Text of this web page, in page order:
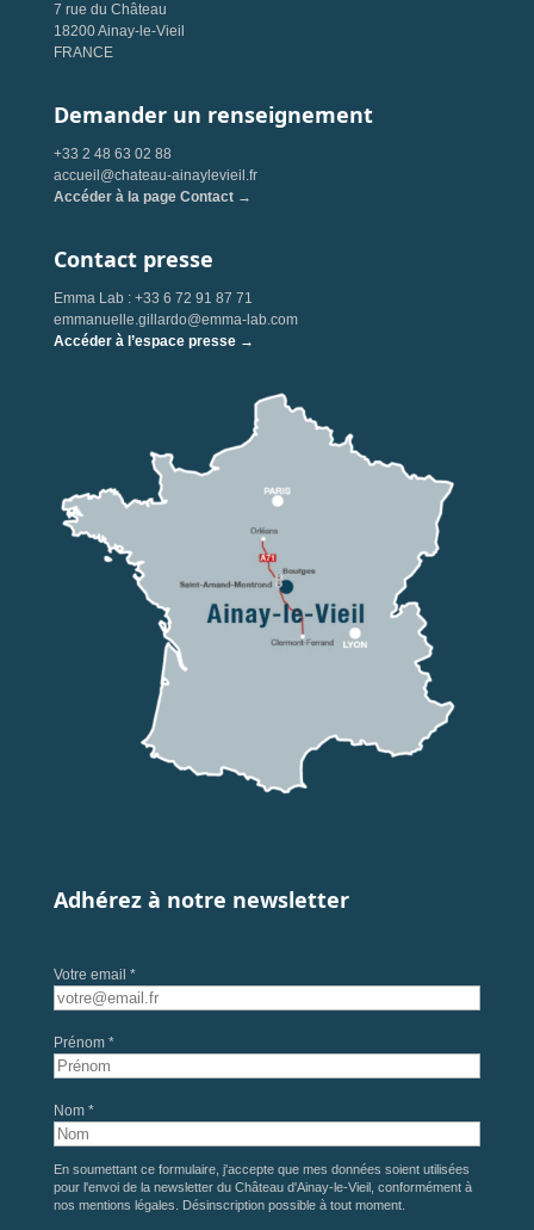
7 rue du Château
18200 Ainay-le-Vieil
FRANCE
Demander un renseignement
+33 2 48 63 02 88
accueil@chateau-ainaylevieil.fr
Accéder à la page Contact →
Contact presse
Emma Lab : +33 6 72 91 87 71
emmanuelle.gillardo@emma-lab.com
Accéder à l’espace presse →
Adhérez à notre newsletter
Votre email *
Prénom *
Nom *
En soumettant ce formulaire, j'accepte que mes données soient utilisées
pour l'envoi de la newsletter du Château d'Ainay-le-Vieil, conformément à
nos mentions légales . Désinscription possible à tout moment.